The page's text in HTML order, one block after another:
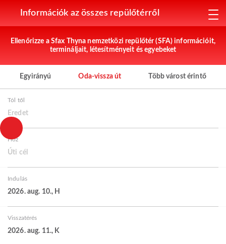
Információk az összes repülőtérről
Ellenőrizze a Sfax Thyna nemzetközi repülőtér (SFA) információit,
termináljait, létesítményeit és egyebeket
Egyirányú Oda-vissza út Több várost érintő
Tól től
Eredet
Hoz
Úti cél
Indulás
2026. aug. 10., H
Visszatérés
2026. aug. 11., K